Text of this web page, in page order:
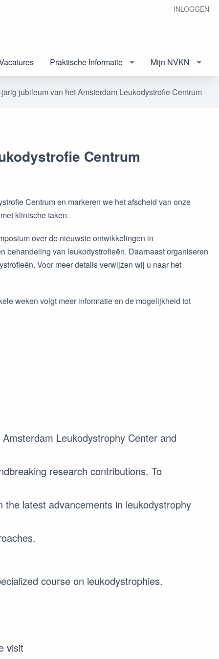
INLOGGEN
Praktische Informatie Mijn NVKN
jubileum van het Amsterdam Leukodystrofie Centrum
Centrum
Centrum en markeren we het afscheid van onze
klinische taken.
over de nieuwste ontwikkelingen in
behandeling van leukodystrofieën. Daarnaast organiseren
Voor meer details verwijzen wij u naar het
weken volgt meer informatie en de mogelijkheid tot
Leukodystrophy Center and
research contributions. To
latest advancements in leukodystrophy
course on leukodystrophies.
visit